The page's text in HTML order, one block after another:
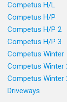
Competus H/L
Competus H/P
Competus H/P 2
Competus H/P 3
Competus Winter
Competus Winter
Competus Winter
Driveways